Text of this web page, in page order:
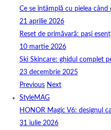
Ce se întâmplă cu pielea
21 aprilie 2026
Reset de primăvară: pași
10 martie 2026
Ski Skincare: ghidul complet
23 decembrie 2025
Previous Next
StyleMAG
HONOR Magic V6: designul
31 iulie 2026